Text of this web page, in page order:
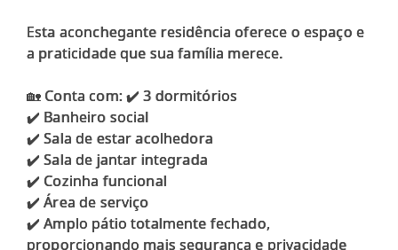
Esta aconchegante residência oferece o espaço e
a praticidade que sua família merece.
🏡 Conta com: ✔️ 3 dormitórios
✔️ Banheiro social
✔️ Sala de estar acolhedora
✔️ Sala de jantar integrada
✔️ Cozinha funcional
✔️ Área de serviço
✔️ Amplo pátio totalmente fechado,
proporcionando mais segurança e privacidade